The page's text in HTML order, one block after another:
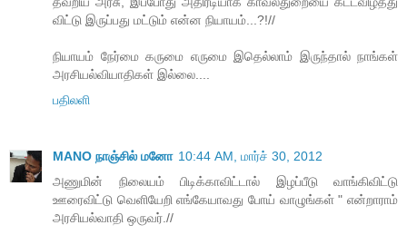
விட்டு இருப்பது மட்டும் என்ன நியாயம்...?!//
நியாயம் நேர்மை கருமை எருமை இதெல்லாம் இருந்தால் நாங்கள்
அரசியல்வியாதிகள் இல்லை....
பதிலளி
MANO நாஞ்சில் மனோ 10:44 AM, மார்ச் 30, 2012
அணுமின் நிலையம் பிடிக்காவிட்டால் இழப்பீடு வாங்கிவிட்டு
ஊரைவிட்டு வெளியேறி எங்கேயாவது போய் வாழுங்கள் " என்றாராம்
அரசியல்வாதி ஒருவர்.//